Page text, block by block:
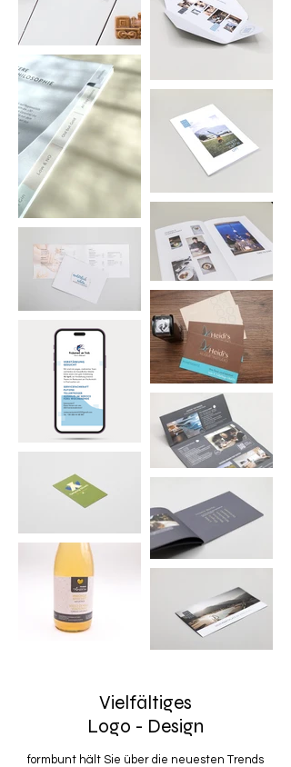
Vielfältiges
Logo - Design
formbunt hält Sie über die neuesten Trends